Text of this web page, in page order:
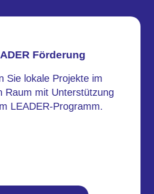
Förderung
Sie lokale Projekte im
Raum mit Unterstützung
LEADER-Programm.